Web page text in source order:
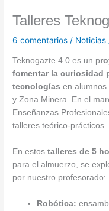
Talleres
6 comentarios / Noticias
Teknogazte 4.0 es un p
fomentar la curiosidad
tecnologías en alumnos
y Zona Minera. En el
Enseñanzas
talleres teórico-prácticos.
En estostalleres de 5
para el almuerzo, se
por nuestro profesorado:
Robótica: